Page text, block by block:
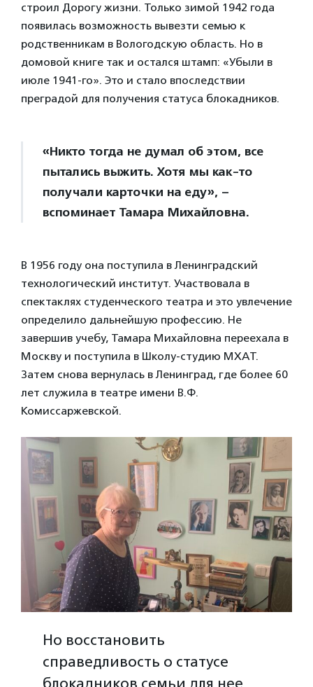
строил Дорогу жизни. Только зимой 1942 года
появилась возможность вывезти семью к
родственникам в Вологодскую область. Но в
домовой книге так и остался штамп: «Убыли в
июле 1941-го». Это и стало впоследствии
преградой для получения статуса блокадников.
«Никто тогда не думал об этом, все
пытались выжить. Хотя мы как-то
получали карточки на еду», –
вспоминает Тамара Михайловна.
В 1956 году она поступила в Ленинградский
технологический институт. Участвовала в
спектаклях студенческого театра и это увлечение
определило дальнейшую профессию. Не
завершив учебу, Тамара Михайловна переехала в
Москву и поступила в Школу-студию МХАТ.
Затем снова вернулась в Ленинград, где более 60
лет служила в театре имени В.Ф.
Комиссаржевской.
Но восстановить
справедливость о статусе
блокадников семьи для нее